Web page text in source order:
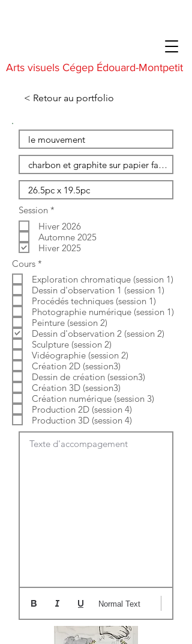
Arts visuels Cégep Édouard-Montpetit
< Retour au portfolio
Session *
l
i
g
a
i
r
e
Hiver 2026
Automne 2025
Hiver 2025
Cours *
l
i
g
a
t
o
i
r
e
Exploration chromatique (session 1)
Dessin d'observation 1 (session 1)
Procédés techniques (session 1)
Photographie numérique (session 1)
Peinture (session 2)
Dessin d'observation 2 (session 2)
Sculpture (session 2)
Vidéographie (session 2)
Création 2D (session3)
Dessin de création (session3)
Création 3D (session3)
Création numérique (session 3)
Production 2D (session 4)
Production 3D (session 4)
Texte d'accompagement
Normal Text